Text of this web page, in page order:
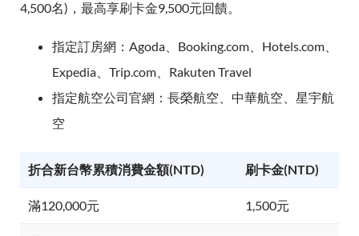
4,500名)，最高享刷卡金9,500元回饋。
指定訂房網：Agoda、Booking.com、Hotels.com、
Expedia、Trip.com、Rakuten Travel
指定航空公司官網：長榮航空、中華航空、星宇航
空
折合新台幣累積消費金額(NTD) 刷卡金(NTD)
滿120,000元 1,500元